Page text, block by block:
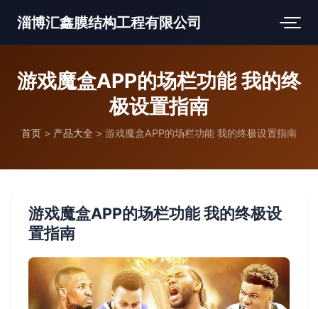
淄博汇鑫膜结构工程有限公司
游戏魔盒APP的场栏功能 我的终
极设置指南
首页 > 产品大全 > 游戏魔盒APP的场栏功能 我的终极设置指南
游戏魔盒APP的场栏功能 我的终极设
置指南